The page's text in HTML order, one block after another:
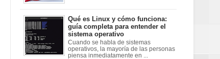
Qué es Linux y cómo funciona:
guía completa para entender el
sistema operativo
Cuando se habla de sistemas
operativos, la mayoría de las personas
piensa inmediatamente en ...